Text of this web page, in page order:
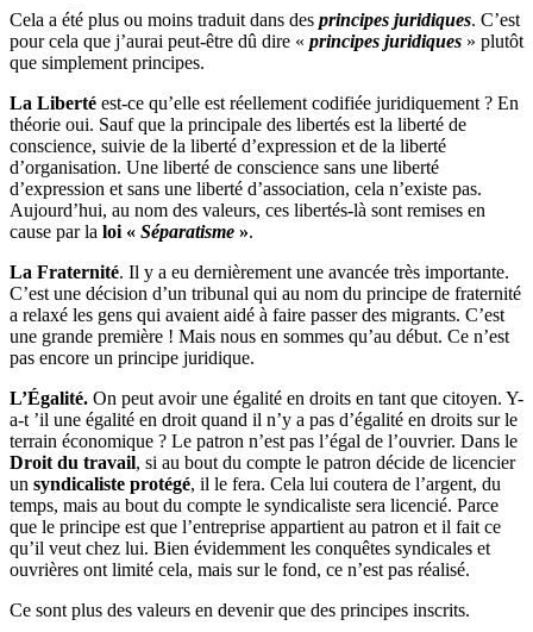
Cela a été plus ou moins traduit dans des principes juridiques. C’est
pour cela que j’aurai peut-être dû dire « principes juridiques » plutôt
que simplement principes.
La Liberté est-ce qu’elle est réellement codifiée juridiquement ? En
théorie oui. Sauf que la principale des libertés est la liberté de
conscience, suivie de la liberté d’expression et de la liberté
d’organisation. Une liberté de conscience sans une liberté
d’expression et sans une liberté d’association, cela n’existe pas.
Aujourd’hui, au nom des valeurs, ces libertés-là sont remises en
cause par la loi « Séparatisme ».
La Fraternité. Il y a eu dernièrement une avancée très importante.
C’est une décision d’un tribunal qui au nom du principe de fraternité
a relaxé les gens qui avaient aidé à faire passer des migrants. C’est
une grande première ! Mais nous en sommes qu’au début. Ce n’est
pas encore un principe juridique.
L’Égalité. On peut avoir une égalité en droits en tant que citoyen. Y-
a-t ’il une égalité en droit quand il n’y a pas d’égalité en droits sur le
terrain économique ? Le patron n’est pas l’égal de l’ouvrier. Dans le
Droit du travail, si au bout du compte le patron décide de licencier
un syndicaliste protégé, il le fera. Cela lui coutera de l’argent, du
temps, mais au bout du compte le syndicaliste sera licencié. Parce
que le principe est que l’entreprise appartient au patron et il fait ce
qu’il veut chez lui. Bien évidemment les conquêtes syndicales et
ouvrières ont limité cela, mais sur le fond, ce n’est pas réalisé.
Ce sont plus des valeurs en devenir que des principes inscrits.